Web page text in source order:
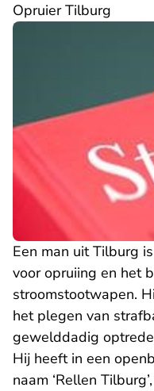
Opruier Tilburg
Een man uit Tilburg
voor opruiing en het
stroomstootwapen.
het plegen van
gewelddadig
Hij heeft in een
naam ‘Rellen